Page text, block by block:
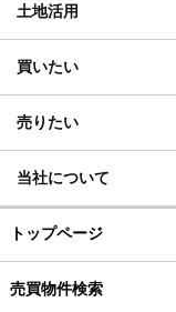
土地活用
買いたい
売りたい
当社について
トップページ
売買物件検索